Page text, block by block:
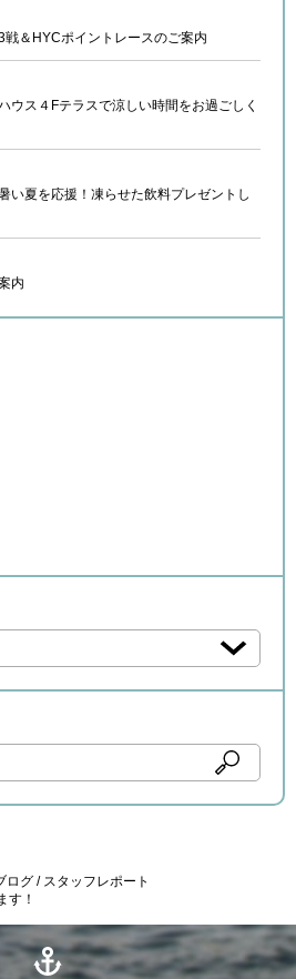
＆HYCポイントレースのご案内
ウス４Fテラスで涼しい時間をお過ごしく
い夏を応援！凍らせた飲料プレゼントし
内
ログ
スタッフレポート
す！